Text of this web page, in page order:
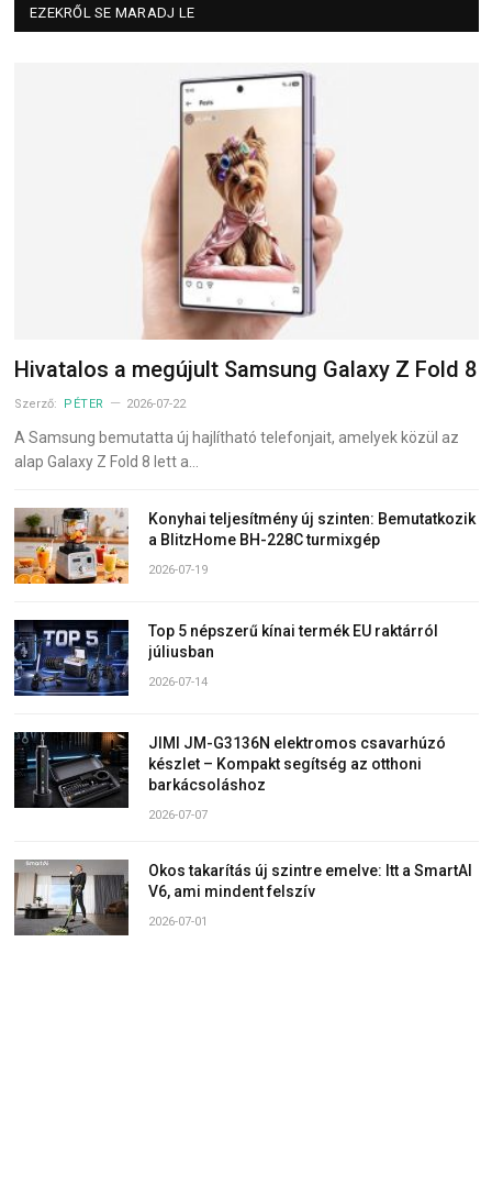
EZEKRŐL SE MARADJ LE
Hivatalos a megújult Samsung Galaxy Z Fold 8
Szerző: PÉTER 2026-07-22
A Samsung bemutatta új hajlítható telefonjait, amelyek közül az
alap Galaxy Z Fold 8 lett a…
Konyhai teljesítmény új szinten: Bemutatkozik
a BlitzHome BH-228C turmixgép
2026-07-19
Top 5 népszerű kínai termék EU raktárról
júliusban
2026-07-14
JIMI JM-G3136N elektromos csavarhúzó
készlet – Kompakt segítség az otthoni
barkácsoláshoz
2026-07-07
Okos takarítás új szintre emelve: Itt a SmartAI
V6, ami mindent felszív
2026-07-01